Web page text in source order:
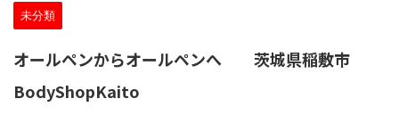
未分類
オールペンからオールペンへ 茨城県稲敷市
BodyShopKaito